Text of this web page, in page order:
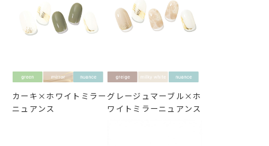
カーキ×ホワイトミラー
ニュアンス
グレージュマーブル×ホ
ワイトミラーニュアンス